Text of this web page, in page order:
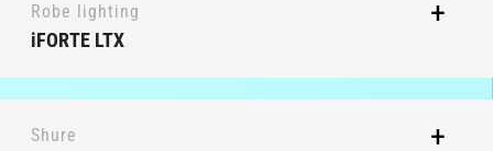
Robe lighting
iFORTE LTX
Shure